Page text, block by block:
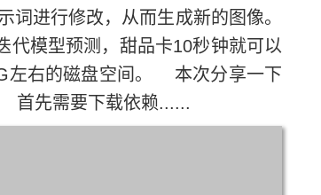
进行修改，从而生成新的图像。
代模型预测，甜品卡10秒钟就可以
左右的磁盘空间。 本次分享一下
首先需要下载依赖......